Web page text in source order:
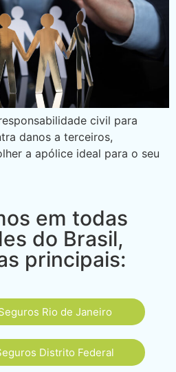
civil para
danos a terceiros,
a apólice ideal para o seu
em todas
do Brasil,
principais:
Rio de Janeiro
Distrito Federal